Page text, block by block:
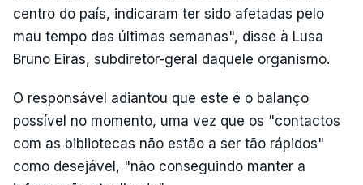
centro do país, indicaram ter sido afetadas pelo
mau tempo das últimas semanas", disse à Lusa
Bruno Eiras, subdiretor-geral daquele organismo.
O responsável adiantou que este é o balanço
possível no momento, uma vez que os "contactos
com as bibliotecas não estão a ser tão rápidos"
como desejável, "não conseguindo manter a